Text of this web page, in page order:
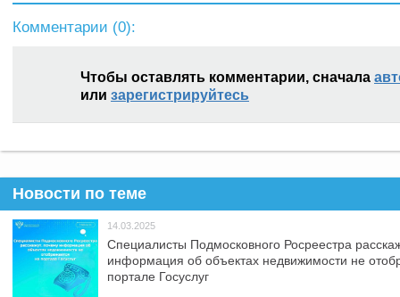
Комментарии (0):
Чтобы оставлять комментарии, сначала
или зарегистрируйтесь
Новости по теме
14.03.2025
Специалисты Подмосковного Росреестра
информация об объектах недвижимости не
портале Госуслуг